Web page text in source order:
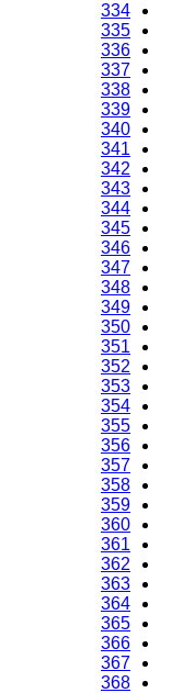
334
335
336
337
338
339
340
341
342
343
344
345
346
347
348
349
350
351
352
353
354
355
356
357
358
359
360
361
362
363
364
365
366
367
368